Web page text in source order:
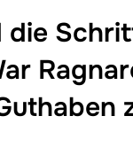
die